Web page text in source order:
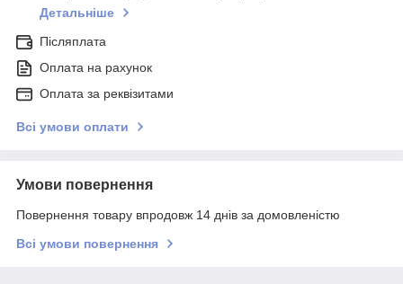
Детальніше
Післяплата
Оплата на рахунок
Оплата за реквізитами
Всі умови оплати
Умови повернення
Повернення товару впродовж 14 днів за домовленістю
Всі умови повернення